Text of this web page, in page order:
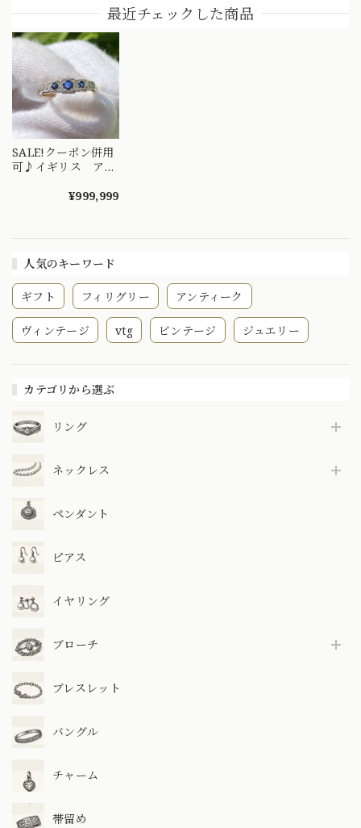
人気のキーワード
ギフト フィリグリー アンティーク
ヴィンテージ vtg ビンテージ ジュエリー
カテゴリから選ぶ
リング
ネックレス
ペンダント
ピアス
イヤリング
ブローチ
ブレスレット
バングル
チャーム
帯留め
り 吉祥文様 ～
楚々とした可憐な華
ーディアン 全周彫
刻 総柄 MR00841
最近チェックした商品
SALE!クーポン併用
可♪イギリス アン
5STONE 指輪 美
¥999,999